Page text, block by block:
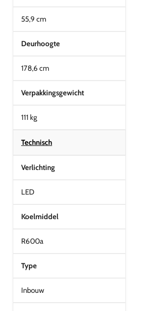
55,9 cm
Deurhoogte
178,6 cm
Verpakkingsgewicht
111 kg
Technisch
Verlichting
LED
Koelmiddel
R600a
Type
Inbouw